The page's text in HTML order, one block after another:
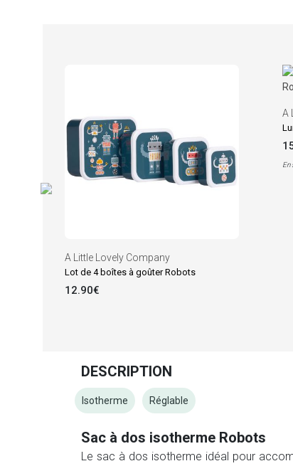
A Little Lovely Company
Lot de 4 boîtes à goûter Robots
12.90€
A
En
DESCRIPTION
Isotherme Réglable
Sac à dos isotherme Robots
Le sac à dos isotherme idéal pour